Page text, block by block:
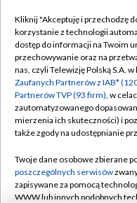
Abonament TVP
Emisja w TVP
Centrum informacji
Naziemna Telewizja
Rada Programowa
System NOS
Kliknij "Akceptuję i przechodzę
korzystanie z technologii
dostęp do informacji na Twoim
przechowywanie oraz na
nas, czyli Telewizję Polską S.A.
Zaufanych Partnerów z IAB*
Partnerów TVP (93 firm), w
zautomatyzowanego
mierzenia ich skuteczności) i
także zgody na udostępnianie
Twoje dane osobowe zbierane
poszczególnych serwisów
zapisywane za pomocą
WWW lub innych podobnych